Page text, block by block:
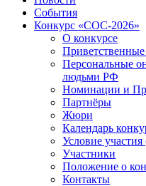
События
Конкурс «СОС-2026»
О конкурсе
Персональные
людьми РФ
Номинации и
Партнёры
Жюри
Календарь
Условие
Участники
Положение о
Контакты